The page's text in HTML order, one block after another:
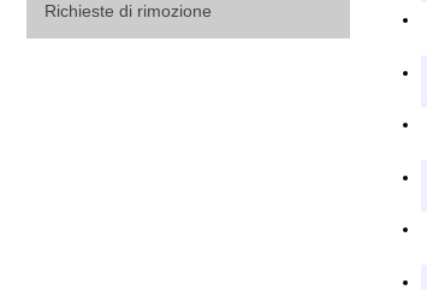
Richieste di rimozione